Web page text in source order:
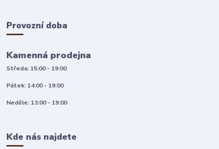
Provozní doba
Kamenná prodejna
Středa: 15:00 - 19:00
Pátek: 14:00 - 19:00
Neděle: 13:00 - 19:00
Kde nás najdete